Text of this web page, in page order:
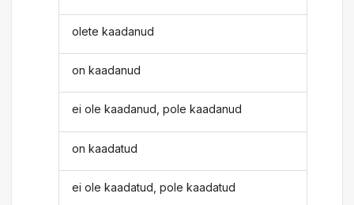
olete kaadanud
on kaadanud
ei ole kaadanud, pole kaadanud
on kaadatud
ei ole kaadatud, pole kaadatud